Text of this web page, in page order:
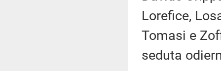
Lorefice,
Tomasi e
seduta